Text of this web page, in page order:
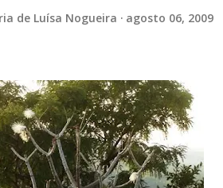
de Luísa Nogueira agosto 06, 2009